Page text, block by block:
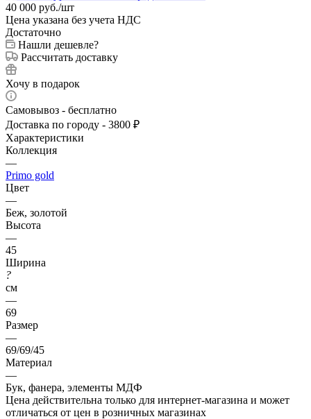
40 000 руб./шт
Цена указана без учета НДС
Достаточно
Нашли дешевле?
Рассчитать доставку
Хочу в подарок
Самовывоз - бесплатно
Доставка по городу - 3800 ₽
Характеристики
Коллекция
—
Primo gold
Цвет
—
Беж, золотой
Высота
—
45
Ширина
?
см
—
69
Размер
—
69/69/45
Материал
—
Бук, фанера, элементы МДФ
Цена действительна только для интернет-магазина и может
отличаться от цен в розничных магазинах